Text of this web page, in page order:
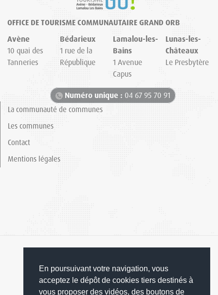
En poursuivant votre navigation, vous
acceptez le dépôt de cookies tiers destinés à
vous proposer des vidéos, des boutons de
OFFICE DE TOURISME COMMUNAUTAIRE GRAND ORB
Avène
10 quai des
Tanneries
Bédarieux
1 rue de la
République
Lamalou-les-
Bains
1 Avenue
Capus
Lunas-les-
Châteaux
Le Presbytère
Numéro unique : 04 67 95 70 91
La communauté de communes
Les communes
Contact
Mentions légales
© 2019 Grand Orb